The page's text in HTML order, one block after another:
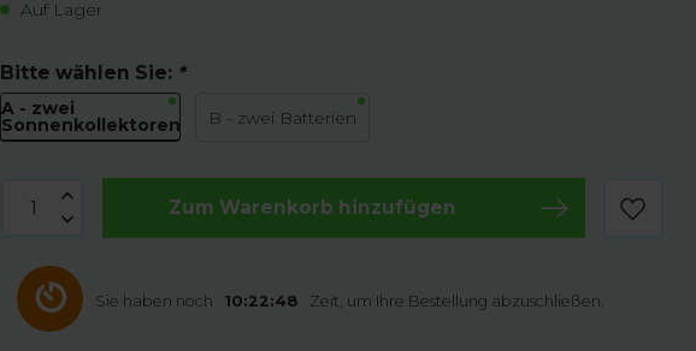
Auf Lager
Bitte wählen Sie: *
A - zwei
Sonnenkollektoren B - zwei Batterien
Zum Warenkorb hinzufügen
Sie haben noch 10:22:47 Zeit, um Ihre Bestellung abzuschließen.